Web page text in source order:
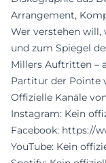
Arrangement,
Wer verstehen
und zum Spiegel
Millers Auftritten –
Partitur der Pointe
Offizielle Kanäle
Instagram: Kein
Facebook: https://
YouTube: Kein